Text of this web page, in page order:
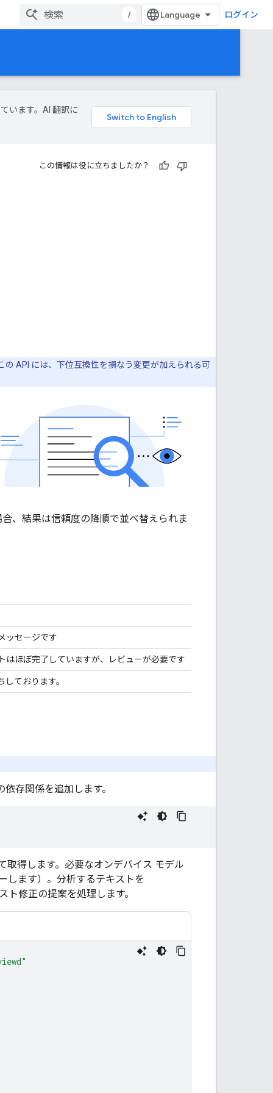
/ ログイン
います。AI 翻訳に
この情報は役に立ちましたか？
の API には、下位互換性を損なう変更が加えられる可
、結果は信頼度の降順で並べ替えられま
ッセージです
はほぼ完了していますが、レビューが必要です
しております。
存関係を追加します。
取得します。必要なオンデバイス モデル
します）。分析するテキストを
修正の提案を処理します。